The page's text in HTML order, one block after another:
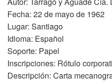
Fecha: 22 de mayo de 1962
Lugar: Santiago
Idioma: Español
Soporte: Papel
Inscripciones: Rótulo
Descripción: Carta